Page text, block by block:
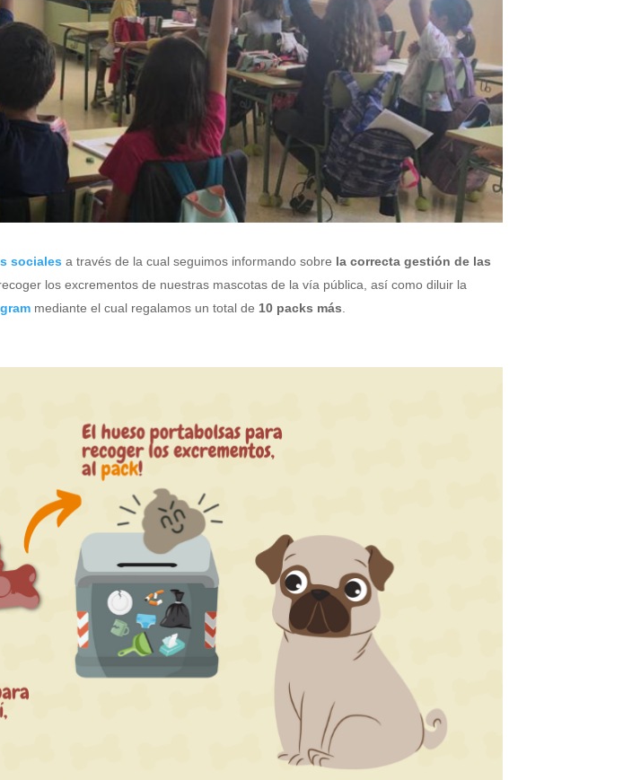
sociales a través de la cual seguimos informando sobre la correcta gestión de las
los excrementos de nuestras mascotas de la vía pública, así como diluir la
mediante el cual regalamos un total de 10 packs más